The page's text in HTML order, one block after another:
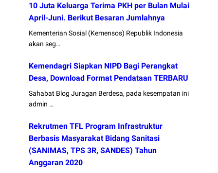
10 Juta Keluarga Terima PKH per Bulan Mulai
April-Juni. Berikut Besaran Jumlahnya
Kementerian Sosial (Kemensos) Republik Indonesia
akan seg…
Kemendagri Siapkan NIPD Bagi Perangkat
Desa, Download Format Pendataan TERBARU
Sahabat Blog Juragan Berdesa, pada kesempatan ini
admin …
Rekrutmen TFL Program Infrastruktur
Berbasis Masyarakat Bidang Sanitasi
(SANIMAS, TPS 3R, SANDES) Tahun
Anggaran 2020